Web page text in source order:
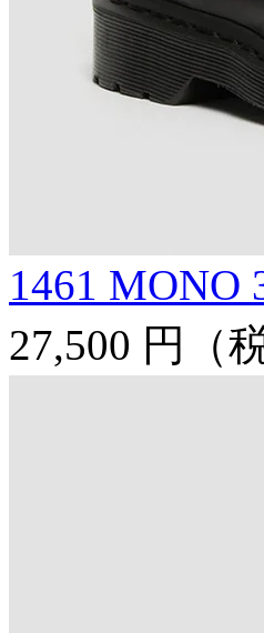
1461
27,500 円
（